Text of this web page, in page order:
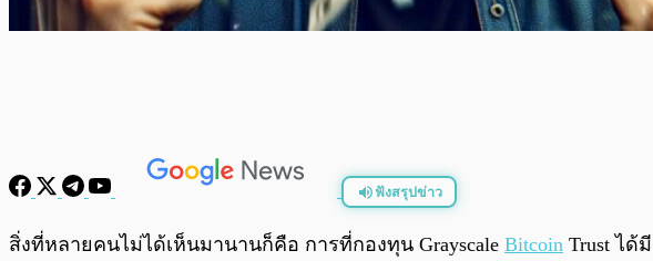
ฟังสรุปข่าว
พร้อมเล่น
สิ่งที่หลายคนไม่ได้เห็นมานานก็คือ การที่กองทุน Grayscale Bitcoin Trust ได้